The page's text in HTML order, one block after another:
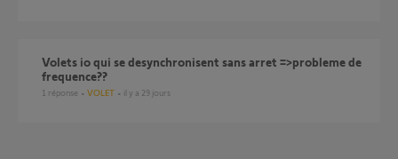
volets io qui se desynchronisent sans arret =>probleme de
frequence??
1 réponse VOLET il y a 29 jours